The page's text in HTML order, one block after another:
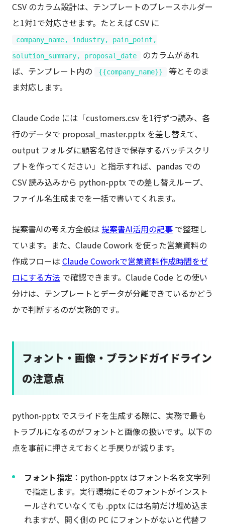
CSV のカラム設計は、テンプレートのプレースホルダー
と1対1で対応させます。たとえば CSV に
company_name, industry, pain_point,
solution_summary, proposal_date
のカラムがあれ
ば、テンプレート内の
{{company_name}}
等とそのま
ま対応します。
Claude Code には「customers.csv を1行ずつ読み、各
行のデータで proposal_master.pptx を差し替えて、
output フォルダに顧客名付きで保存するバッチスクリ
プトを作ってください」と指示すれば、pandas での
CSV 読み込みから python-pptx での差し替えループ、
ファイル名生成までを一括で書いてくれます。
提案書AIの考え方全般は 提案書AI活用の記事 で整理し
ています。また、Claude Cowork を使った営業資料の
作成フローは Claude Coworkで営業資料作成時間をゼ
ロにする方法 で確認できます。Claude Code との使い
分けは、テンプレートとデータが分離できているかどう
かで判断するのが実務的です。
フォント・画像・ブランドガイドライン
の注意点
python-pptx でスライドを生成する際に、実務で最も
トラブルになるのがフォントと画像の扱いです。以下の
点を事前に押さえておくと手戻りが減ります。
フォント指定 ：python-pptx はフォント名を文字列
で指定します。実行環境にそのフォントがインスト
ールされていなくても .pptx には名前だけ埋め込ま
れますが、開く側の PC にフォントがないと代替フ